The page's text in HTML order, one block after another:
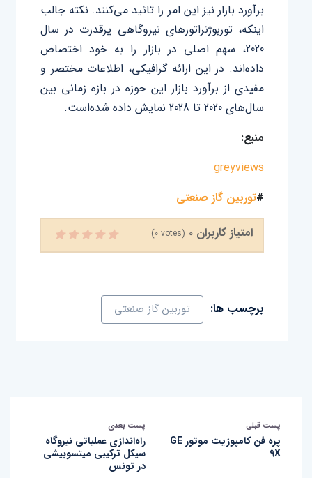
برآورد بازار نیز این امر را تائید می‌کنند. نکته جالب
اینکه، توربوژنراتورهای نیروگاهی پرقدرت در سال
2020، سهم اصلی در بازار را به خود اختصاص
داده‌اند. در این ارائه گرافیکی، اطلاعات مختصر و
مفیدی از برآورد بازار این حوزه در بازه زمانی بین
سال‌های 2020 تا 2028 نمایش داده شده‌است.
منبع:
greyviews
#توربین گاز صنعتی
امتیاز کاربران 0
(0 votes)
برچسب ها: توربین گاز صنعتی
پست قبلی
پره فن کامپوزیت موتور GE
9X
پست بعدی
راه‌اندازی عملیاتی نیروگاه
سیکل ترکیبی میتسوبیشی
در تونس